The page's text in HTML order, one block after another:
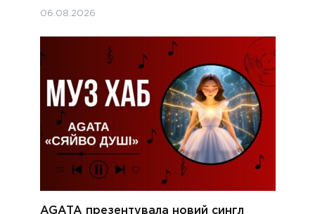
06.08.2026
AGATA презентувала новий сингл